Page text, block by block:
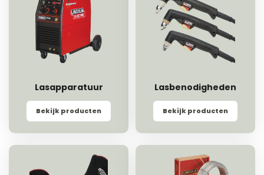
Lasapparatuur
Bekijk producten
Lasbenodigheden
Bekijk producten